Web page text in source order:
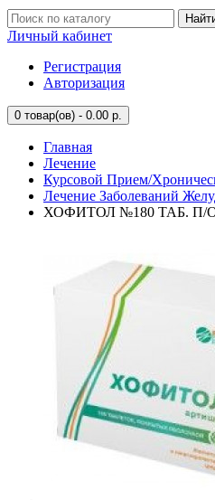
Личный кабинет
Регистрация
Авторизация
0 товар(ов) - 0.00 р.
Главная
Лечение
Курсовой Прием/
Лечение Заболеваний
ХОФИТОЛ №180 ТАБ. П/